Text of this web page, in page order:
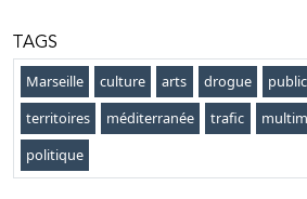
TAGS
Marseille culture arts drogue public
territoires
méditerranée trafic
politique